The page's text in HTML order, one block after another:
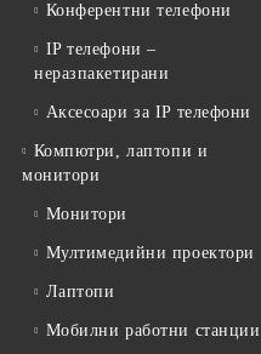
Конферентни телефони
IP телефони –
неразпакетирани
Аксесоари за IP телефони
Компютри, лаптопи и
монитори
Монитори
Мултимедийни проектори
Лаптопи
Мобилни работни станции